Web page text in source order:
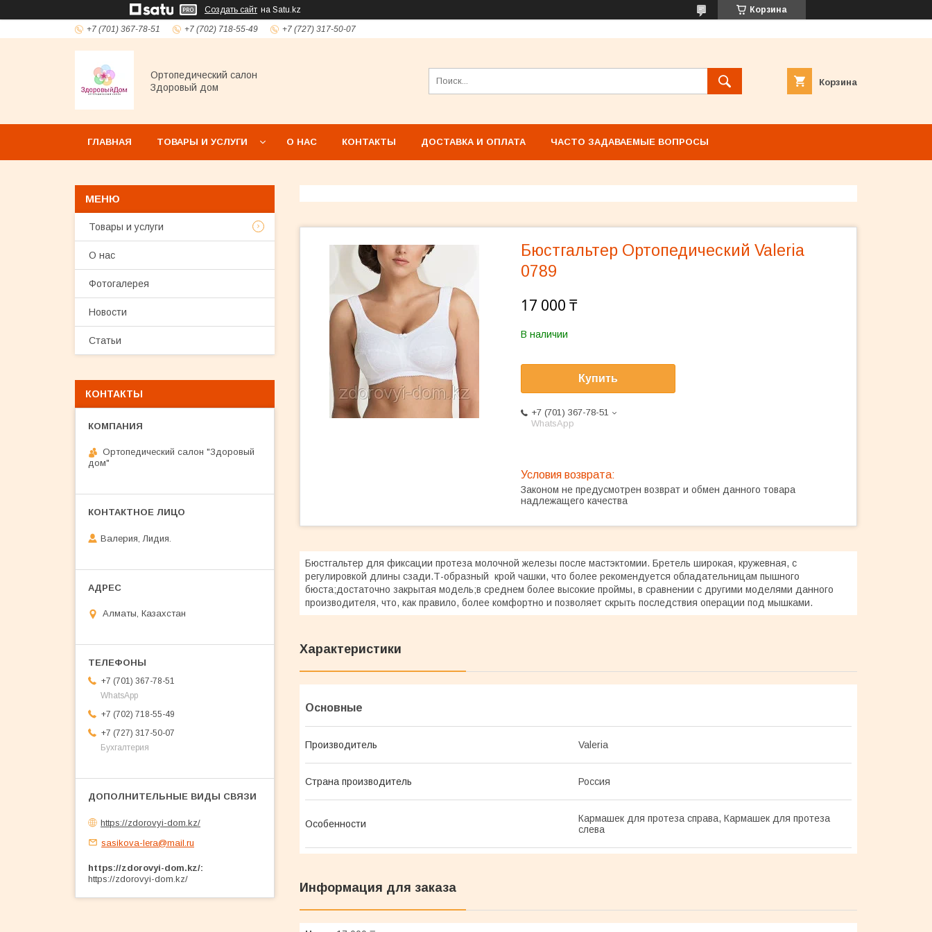
Создать сайт на Satu.kz Корзина
+7 (701) 367-78-51 +7 (702) 718-55-49 +7 (727) 317-50-07
Ортопедический салон
Здоровый дом
Корзина
ГЛАВНАЯ ТОВАРЫ И УСЛУГИ О НАС КОНТАКТЫ ДОСТАВКА И ОПЛАТА ЧАСТО ЗАДАВАЕМЫЕ ВОПРОСЫ
Бюстгальтер Ортопедический Valeria
0789
17 000 ₸
В наличии
Купить
+7 (701) 367-78-51
WhatsApp
Законом не предусмотрен возврат и обмен данного товара
надлежащего качества
Бюстгальтер для фиксации протеза молочной железы после мастэктомии. Бретель широкая, кружевная, с
регулировкой длины сзади.Т-образный крой чашки, что более рекомендуется обладательницам пышного
бюста;достаточно закрытая модель;в среднем более высокие проймы, в сравнении с другими моделями данного
производителя, что, как правило, более комфортно и позволяет скрыть последствия операции под мышками.
Характеристики
Основные
Производитель Valeria
Страна производитель Россия
Особенности
Кармашек для протеза справа, Кармашек для протеза
слева
Информация для заказа
Товары и услуги
О нас
Фотогалерея
Новости
Статьи
КОНТАКТЫ
Ортопедический салон "Здоровый
дом"
Валерия, Лидия.
Алматы, Казахстан
+7 (701) 367-78-51
WhatsApp
+7 (702) 718-55-49
+7 (727) 317-50-07
Бухгалтерия
https://zdorovyi-dom.kz/
sasikova-lera@mail.ru
https://zdorovyi-dom.kz/
https://zdorovyi-dom.kz/